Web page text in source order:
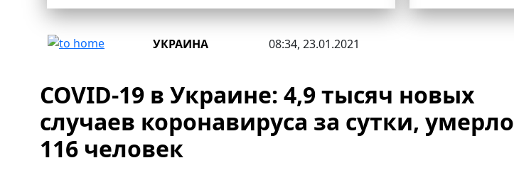
УКРАИНА 08:34, 23.01.2021
COVID-19 в Украине: 4,9 тысяч новых
случаев коронавируса за сутки, умерло
116 человек